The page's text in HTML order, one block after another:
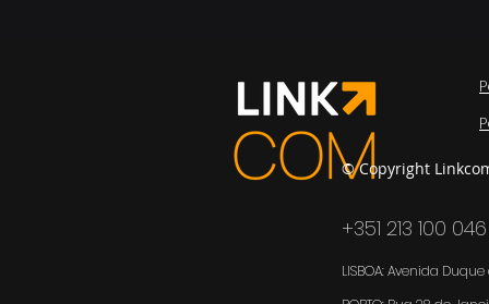
© Copyright
+351 213 100 046
LISBOA: Avenida